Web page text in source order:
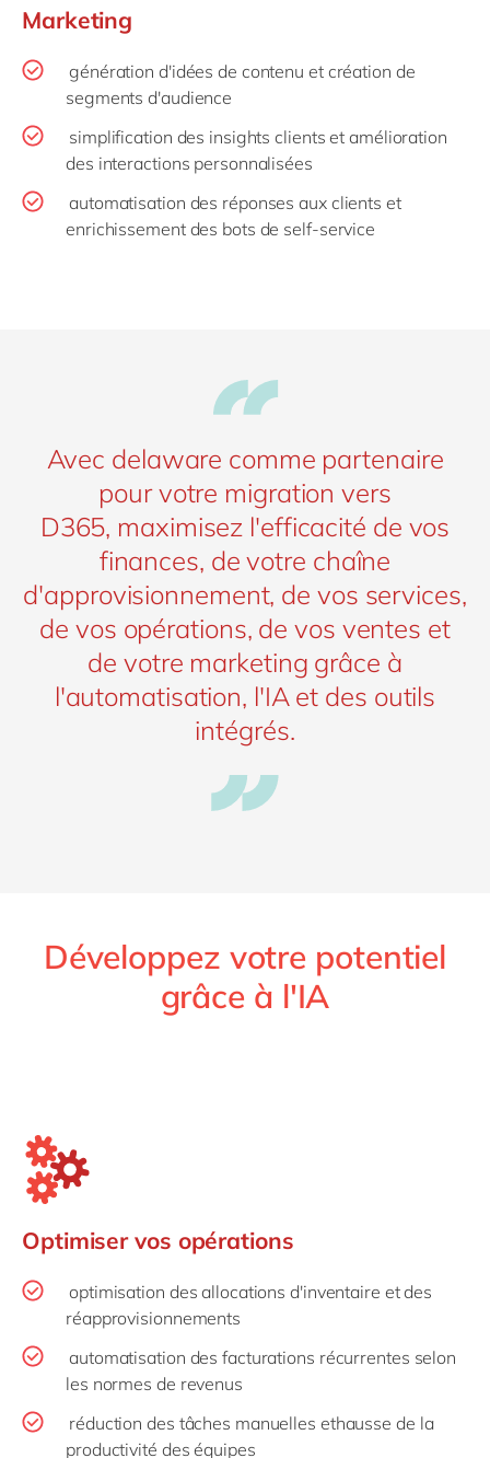
Marketing
génération d'idées de contenu et création de
segments d'audience
simplification des insights clients et amélioration
des interactions personnalisées
automatisation des réponses aux clients et
enrichissement des bots de self-service
Avec delaware comme partenaire
pour votre migration vers
D365, maximisez l'efficacité de vos
finances, de votre chaîne
d'approvisionnement, de vos services,
de vos opérations, de vos ventes et
de votre marketing grâce à
l'automatisation, l'IA et des outils
intégrés.
Développez votre potentiel
grâce à l'IA
Optimiser vos opérations
optimisation des allocations d'inventaire et des
réapprovisionnements
automatisation des facturations récurrentes selon
les normes de revenus
réduction des tâches manuelles ethausse de la
productivité des équipes